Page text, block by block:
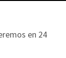
en 24